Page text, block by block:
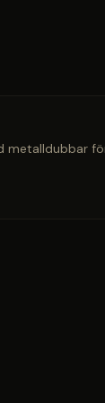
metalldubbar